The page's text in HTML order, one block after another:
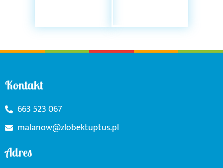
Kontakt
663 523 067
malanow@zlobektuptus.pl
Adres